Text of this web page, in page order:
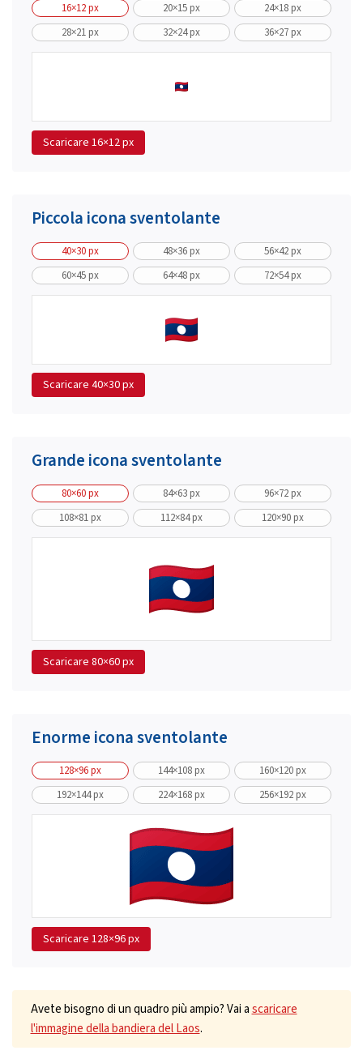
16×12 px 20×15 px
24×18 px
28×21 px
32×24 px 36×27 px
Scaricare 16×12 px
Piccola icona sventolante
40×30 px 48×36 px
56×42 px
60×45 px
64×48 px 72×54 px
Scaricare 40×30 px
Grande icona sventolante
80×60 px 84×63 px
96×72 px
108×81 px
112×84 px 120×90 px
Scaricare 80×60 px
Enorme icona sventolante
128×96 px 144×108 px
160×120 px
192×144 px
224×168 px 256×192 px
Scaricare 128×96 px
Avete bisogno di un quadro più ampio? Vai ascaricare
l'immagine della bandiera del Laos.